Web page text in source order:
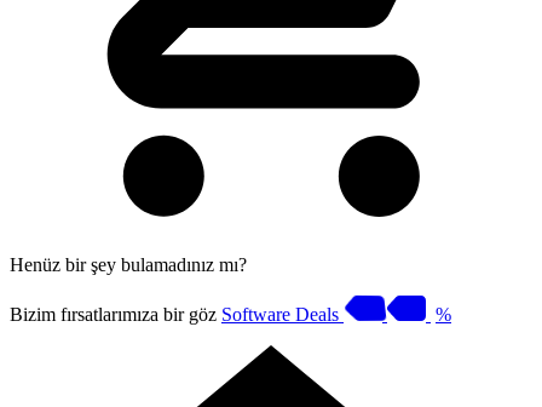
Henüz bir şey bulamadınız mı?
Bizim fırsatlarımıza bir göz Software Deals %